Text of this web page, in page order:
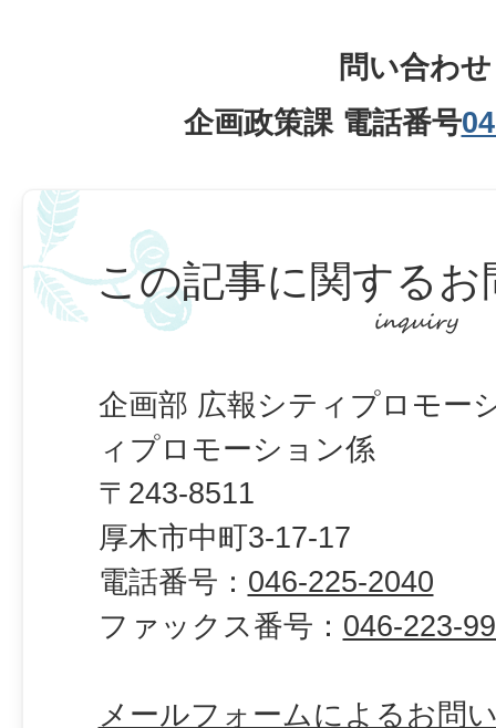
問い合わせ
企画政策課 電話番号
この記事に関するお
企画部 広報シティプロモー
ィプロモーション係
〒243-8511
厚木市中町3-17-17
電話番号： 046-225-2040
ファックス番号： 046-223-
メールフォームによるお問